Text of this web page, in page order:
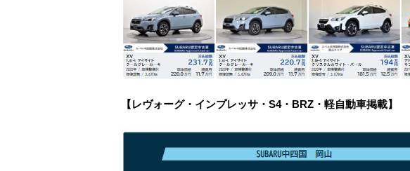
【レヴォーグ・インプレッサ・S4・BRZ・軽自動車掲載】